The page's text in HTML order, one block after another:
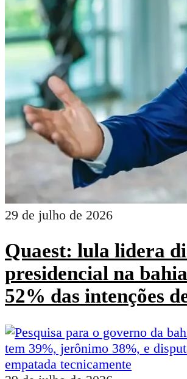
29 de julho de 2026
Quaest: lula lidera
presidencial na
52% das intenções